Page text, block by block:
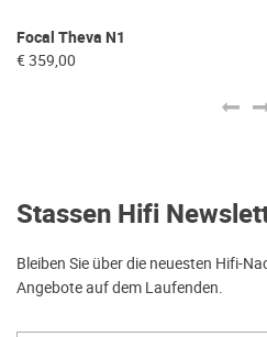
Focal Theva N1
€ 359,00
Stassen Hifi
Bleiben Sie über die neuesten Hifi-
Angebote auf dem Laufenden.